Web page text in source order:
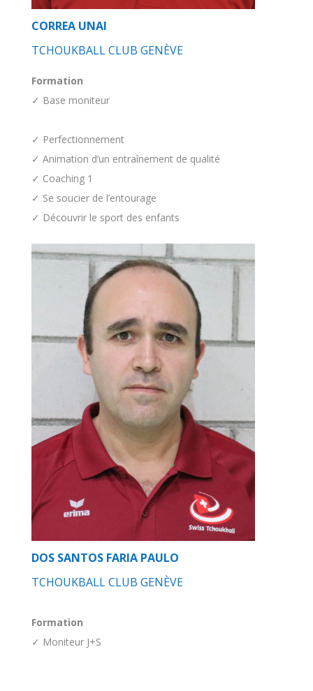
CORREA UNAI
TCHOUKBALL CLUB GENÈVE
Formation
✓ Base moniteur
✓ Perfectionnement
✓ Animation d’un entraînement de qualité
✓ Coaching 1
✓ Se soucier de l’entourage
✓ Découvrir le sport des enfants
DOS SANTOS FARIA PAULO
TCHOUKBALL CLUB GENÈVE
Formation
✓ Moniteur J+S